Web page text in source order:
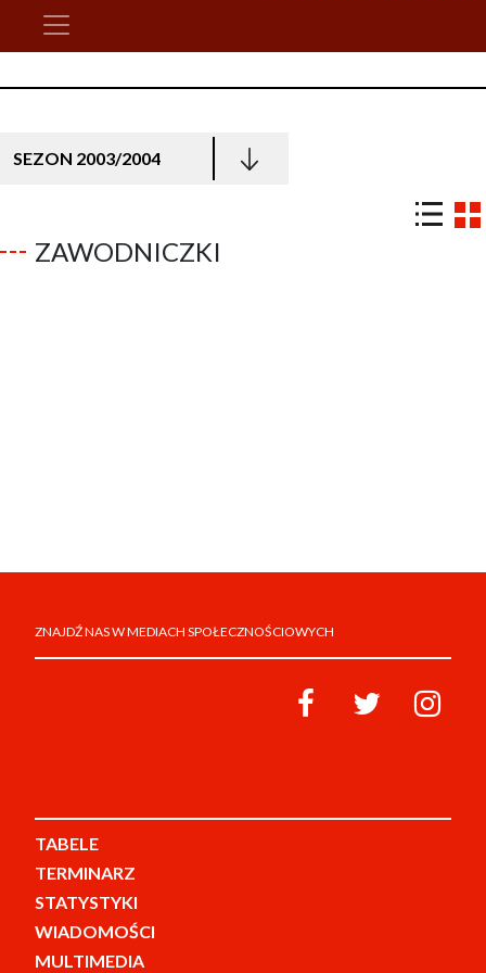
SEZON 2003/2004
ZAWODNICZKI
ZNAJDŹ NAS W MEDIACH SPOŁECZNOŚCIOWYCH
TABELE
TERMINARZ
STATYSTYKI
WIADOMOŚCI
MULTIMEDIA